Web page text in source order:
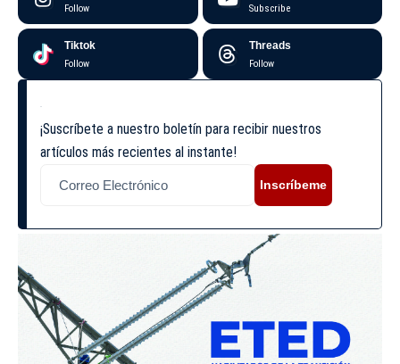
Follow Subscribe
Tiktok
Follow
Threads
Follow
¡Suscríbete a nuestro boletín para recibir nuestros
artículos más recientes al instante!
Inscríbeme